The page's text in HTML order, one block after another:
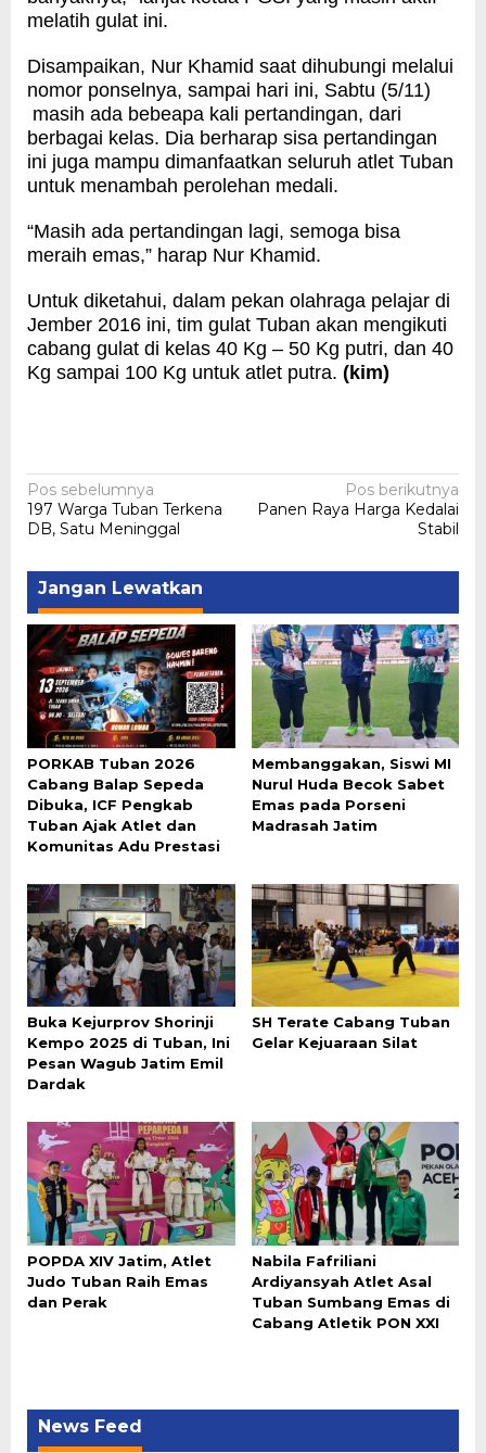
melatih gulat ini.
Disampaikan, Nur Khamid saat dihubungi melalui
nomor ponselnya, sampai hari ini, Sabtu (5/11)
masih ada bebeapa kali pertandingan, dari
berbagai kelas. Dia berharap sisa pertandingan
ini juga mampu dimanfaatkan seluruh atlet Tuban
untuk menambah perolehan medali.
“Masih ada pertandingan lagi, semoga bisa
meraih emas,” harap Nur Khamid.
Untuk diketahui, dalam pekan olahraga pelajar di
Jember 2016 ini, tim gulat Tuban akan mengikuti
cabang gulat di kelas 40 Kg – 50 Kg putri, dan 40
Kg sampai 100 Kg untuk atlet putra. (kim)
Navigasi
pos
Pos sebelumnya
197 Warga Tuban Terkena
DB, Satu Meninggal
Pos berikutnya
Panen Raya Harga Kedalai
Stabil
Jangan Lewatkan
PORKAB Tuban 2026
Cabang Balap Sepeda
Dibuka, ICF Pengkab
Tuban Ajak Atlet dan
Komunitas Adu Prestasi
Membanggakan, Siswi MI
Nurul Huda Becok Sabet
Emas pada Porseni
Madrasah Jatim
Buka Kejurprov Shorinji
Kempo 2025 di Tuban, Ini
Pesan Wagub Jatim Emil
Dardak
SH Terate Cabang Tuban
Gelar Kejuaraan Silat
POPDA XIV Jatim, Atlet
Judo Tuban Raih Emas
dan Perak
Nabila Fafriliani
Ardiyansyah Atlet Asal
Tuban Sumbang Emas di
Cabang Atletik PON XXI
News Feed